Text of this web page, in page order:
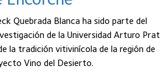
Quebrada Blanca ha sido parte del
de la Universidad Arturo Prat
la tradición vitivinícola de la región de
Vino del Desierto.